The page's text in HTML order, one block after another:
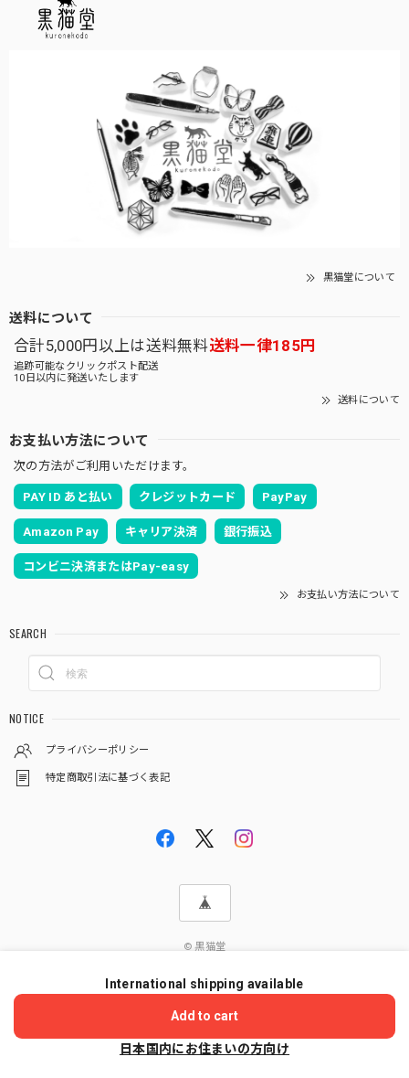
黒猫堂について
送料について
合計5,000円以上は送料無料送料一律185円
追跡可能なクリックポスト配送
10日以内に発送いたします
送料について
お支払い方法について
次の方法がご利用いただけます。
PAY ID あと払い クレジットカード PayPay
Amazon Pay キャリア決済 銀行振込
コンビニ決済またはPay-easy
お支払い方法について
SEARCH
NOTICE
プライバシーポリシー
特定商取引法に基づく表記
© 黒猫堂
International shipping available
Add to cart
日本国内にお住まいの方向け
ショップに質問する